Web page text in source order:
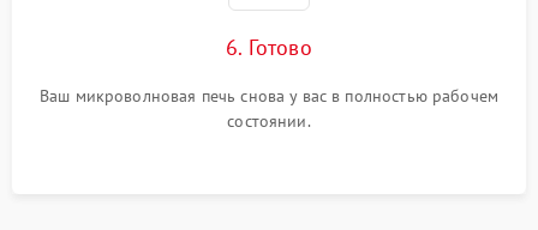
6. Готово
Ваш микроволновая печь снова у вас в полностью рабочем
состоянии.